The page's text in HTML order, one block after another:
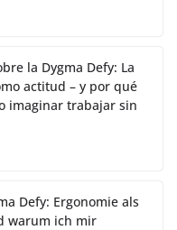
la Dygma Defy: La
actitud – y por qué
imaginar trabajar sin
Defy: Ergonomie als
warum ich mir